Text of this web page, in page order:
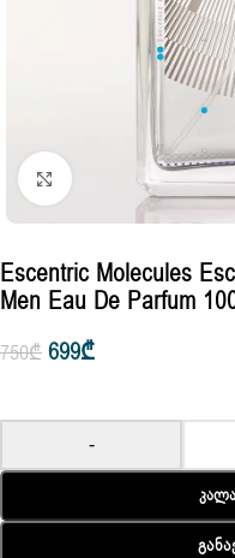
Click to enlarge
Escentric Molecules
Men Eau De Parfum
750₾ 699₾
-